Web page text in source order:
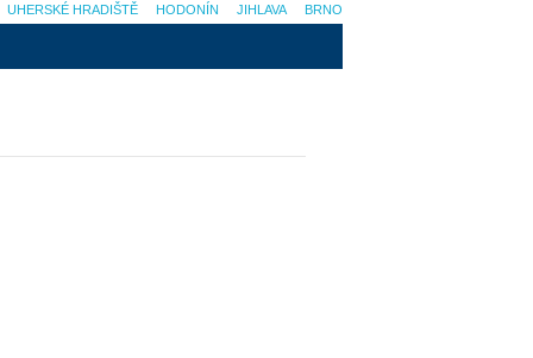
BRNO
JIHLAVA
HODONÍN
UHERSKÉ HRADIŠTĚ